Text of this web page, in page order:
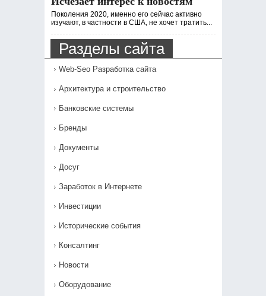
Поколения 2020, именно его сейчас активно
изучают, в частности в США, не хочет тратить...
Разделы сайта
Web-Seo Разработка сайта
Архитектура и строительство
Банковские системы
Бренды
Документы
Досуг
Заработок в Интернете
Инвестиции
Исторические события
Консалтинг
Новости
Оборудование